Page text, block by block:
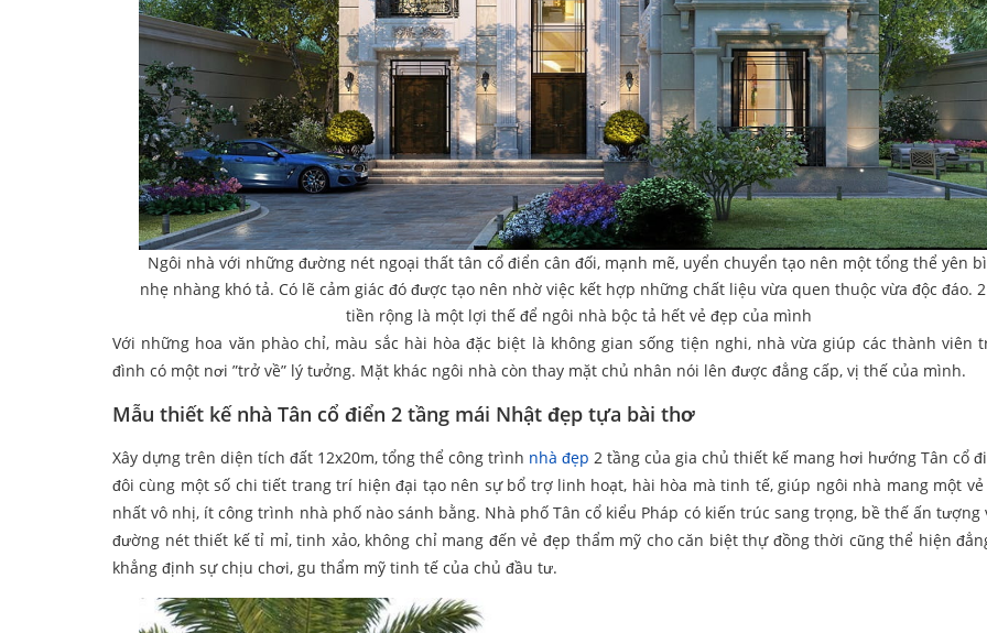
Ngôi nhà với những đường nét ngoại thất tân cổ điển cân đối, mạnh mẽ, uyển chuyển tạo nên một tổng thể yên
nhẹ nhàng khó tả. Có lẽ cảm giác đó được tạo nên nhờ việc kết hợp những chất liệu vừa quen thuộc vừa độc đáo.
tiền rộng là một lợi thế để ngôi nhà bộc tả hết vẻ đẹp của mình
Với những hoa văn phào chỉ, màu sắc hài hòa đặc biệt là không gian sống tiện nghi, nhà vừa giúp các thành viên
đình có một nơi ”trở về” lý tưởng. Mặt khác ngôi nhà còn thay mặt chủ nhân nói lên được đẳng cấp, vị thế của mình.
Mẫu thiết kế nhà Tân cổ điển 2 tầng mái Nhật đẹp tựa bài thơ
Xây dựng trên diện tích đất 12x20m, tổng thể công trình nhà đẹp 2 tầng của gia chủ thiết kế mang hơi hướng Tân cổ
đôi cùng một số chi tiết trang trí hiện đại tạo nên sự bổ trợ linh hoạt, hài hòa mà tinh tế, giúp ngôi nhà mang một vẻ
nhất vô nhị, ít công trình nhà phố nào sánh bằng. Nhà phố Tân cổ kiểu Pháp có kiến trúc sang trọng, bề thế ấn
đường nét thiết kế tỉ mỉ, tinh xảo, không chỉ mang đến vẻ đẹp thẩm mỹ cho căn biệt thự đồng thời cũng thể hiện
khẳng định sự chịu chơi, gu thẩm mỹ tinh tế của chủ đầu tư.